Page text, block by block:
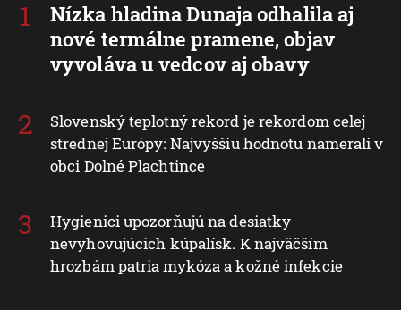
Nízka hladina Dunaja odhalila aj
nové termálne pramene, objav
vyvoláva u vedcov aj obavy
Slovenský teplotný rekord je rekordom celej
strednej Európy: Najvyššiu hodnotu namerali v
obci Dolné Plachtince
Hygienici upozorňujú na desiatky
nevyhovujúcich kúpalísk. K najväčším
hrozbám patria mykóza a kožné infekcie